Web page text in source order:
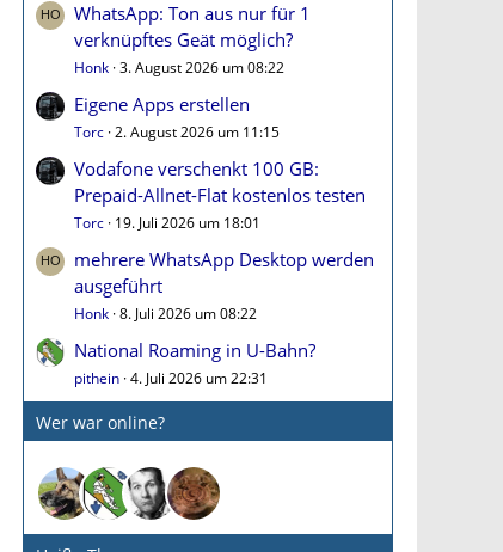
WhatsApp: Ton aus nur für 1
verknüpftes Geät möglich?
Honk 3. August 2026 um 08:22
Eigene Apps erstellen
Torc 2. August 2026 um 11:15
Vodafone verschenkt 100 GB:
Prepaid-Allnet-Flat kostenlos testen
Torc 19. Juli 2026 um 18:01
mehrere WhatsApp Desktop werden
ausgeführt
Honk 8. Juli 2026 um 08:22
National Roaming in U-Bahn?
pithein 4. Juli 2026 um 22:31
Wer war online?